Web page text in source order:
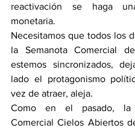
reactivación se haga
monetaria.
Necesitamos que todos los
la Semanota Comercial
estemos sincronizados,
lado el protagonismo
vez de atraer, aleja.
Como en el pasado, la
Comercial Cielos Abiertos